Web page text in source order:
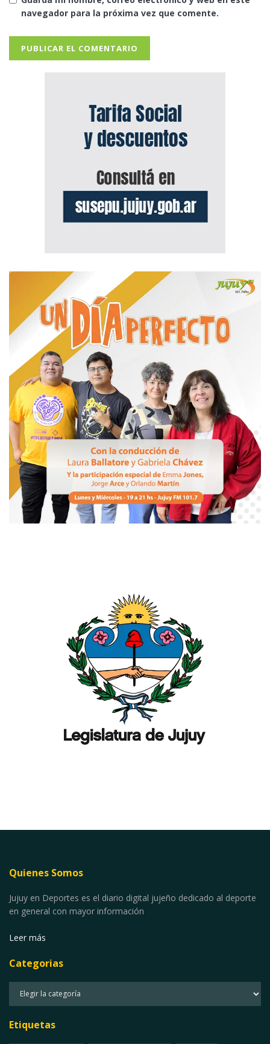
navegador para la próxima vez que comente.
Quienes Somos
Jujuy en Deportes es el diario digital jujeño dedicado al deporte
en general con mayor información
Leer más
Categorias
Etiquetas